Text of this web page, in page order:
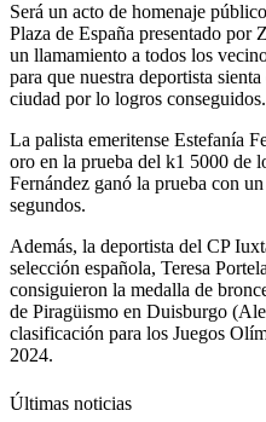
Será un acto de homenaje
Plaza de España presentado
un llamamiento a todos los
para que nuestra deportista
ciudad por lo logros conseguidos.
La palista emeritense Estefanía
oro en la prueba del k1 5000 de
Fernández ganó la prueba con
segundos.
Además, la deportista del CP
selección española, Teresa
consiguieron la medalla de
de Piragüismo en Duisburgo
clasificación para los Juegos
2024.
Últimas noticias